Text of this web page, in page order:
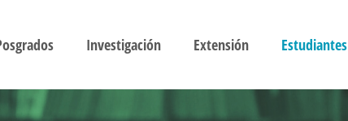
Investigación Extensión Estudiantes